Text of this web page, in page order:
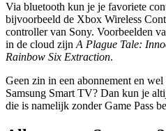
Via bluetooth kun je je favoriete
bijvoorbeeld de Xbox Wireless
controller van Sony. Voorbeelden
in de cloud zijn A Plague Tale:
Rainbow Six Extraction.
Geen zin in een abonnement en
Samsung Smart TV? Dan kun je
die is namelijk zonder Game Pass